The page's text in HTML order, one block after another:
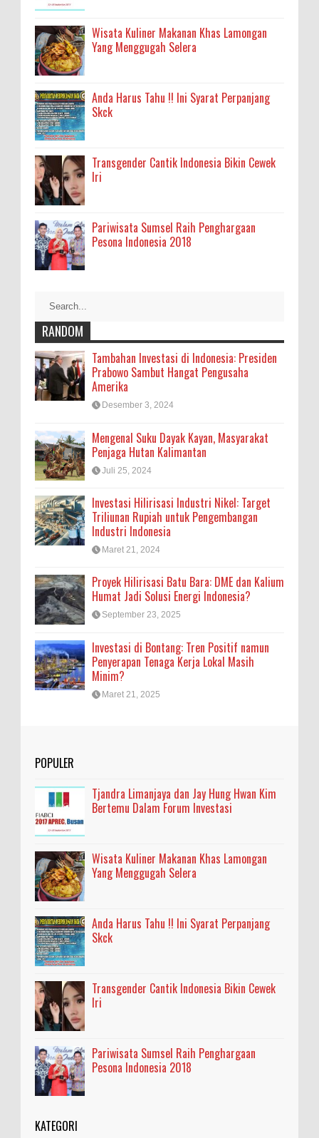
Wisata Kuliner Makanan Khas Lamongan
Yang Menggugah Selera
Anda Harus Tahu !! Ini Syarat Perpanjang
Skck
Transgender Cantik Indonesia Bikin Cewek
Iri
Pariwisata Sumsel Raih Penghargaan
Pesona Indonesia 2018
RANDOM
Tambahan Investasi di Indonesia: Presiden
Prabowo Sambut Hangat Pengusaha
Amerika
Desember 3, 2024
Mengenal Suku Dayak Kayan, Masyarakat
Penjaga Hutan Kalimantan
Juli 25, 2024
Investasi Hilirisasi Industri Nikel: Target
Triliunan Rupiah untuk Pengembangan
Industri Indonesia
Maret 21, 2024
Proyek Hilirisasi Batu Bara: DME dan Kalium
Humat Jadi Solusi Energi Indonesia?
September 23, 2025
Investasi di Bontang: Tren Positif namun
Penyerapan Tenaga Kerja Lokal Masih
Minim?
Maret 21, 2025
POPULER
Tjandra Limanjaya dan Jay Hung Hwan Kim
Bertemu Dalam Forum Investasi
Wisata Kuliner Makanan Khas Lamongan
Yang Menggugah Selera
Anda Harus Tahu !! Ini Syarat Perpanjang
Skck
Transgender Cantik Indonesia Bikin Cewek
Iri
Pariwisata Sumsel Raih Penghargaan
Pesona Indonesia 2018
KATEGORI